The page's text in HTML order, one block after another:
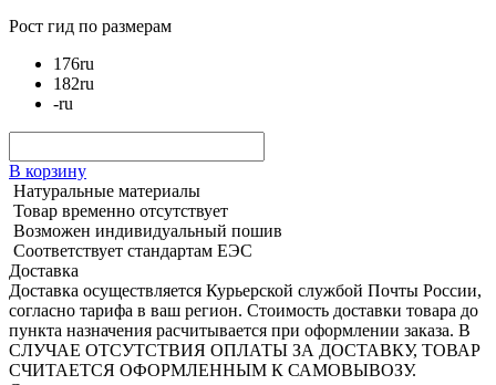
Рост гид по размерам
176ru
182ru
-ru
В корзину
Натуральные материалы
Товар временно отсутствует
Возможен индивидуальный пошив
Соответствует стандартам ЕЭС
Доставка
Доставка осуществляется Курьерской службой Почты России,
согласно тарифа в ваш регион. Стоимость доставки товара до
пункта назначения расчитывается при оформлении заказа. В
СЛУЧАЕ ОТСУТСТВИЯ ОПЛАТЫ ЗА ДОСТАВКУ, ТОВАР
СЧИТАЕТСЯ ОФОРМЛЕННЫМ К САМОВЫВОЗУ.